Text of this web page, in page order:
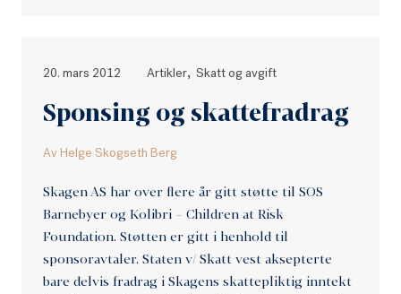
20. mars 2012 Artikler, Skatt og avgift
Sponsing og skattefradrag
Av Helge Skogseth Berg
Skagen AS har over flere år gitt støtte til SOS
Barnebyer og Kolibri – Children at Risk
Foundation. Støtten er gitt i henhold til
sponsoravtaler. Staten v/ Skatt vest aksepterte
bare delvis fradrag i Skagens skattepliktig inntekt